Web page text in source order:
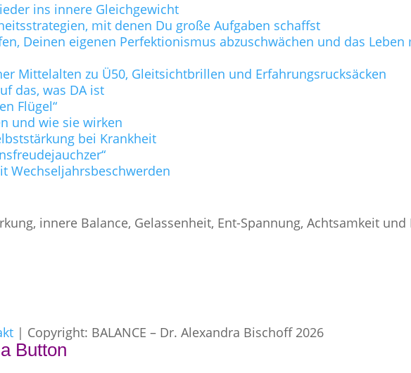
ins innere Gleichgewicht
mit denen Du große Aufgaben schaffst
Deinen eigenen Perfektionismus abzuschwächen und das Leben
Mittelalten zu Ü50, Gleitsichtbrillen und Erfahrungsrucksäcken
das, was DA ist
Flügel“
und wie sie wirken
bei Krankheit
Wechseljahrsbeschwerden
innere Balance, Gelassenheit, Ent-Spannung, Achtsamkeit und
| Copyright: BALANCE – Dr. Alexandra Bischoff 2026
Button